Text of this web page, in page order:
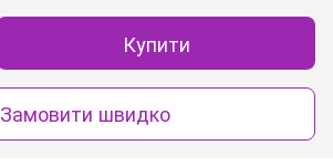
Купити
Замовити швидко